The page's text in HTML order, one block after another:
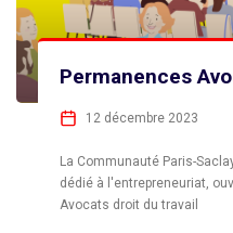
Permanences
12 décembre 2023
La Communauté Paris-
dédié à l'entrepreneuriat,
Avocats droit du travail